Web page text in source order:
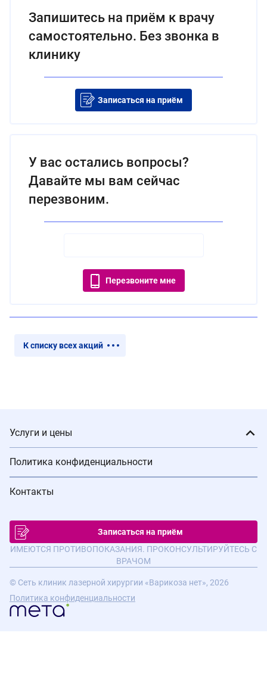
Запишитесь на приём к врачу
самостоятельно. Без звонка в
клинику
Записаться на приём
У вас остались вопросы?
Давайте мы вам сейчас
перезвоним.
Перезвоните мне
К списку всех акций
Услуги и цены
Политика конфиденциальности
Контакты
Записаться на приём
ИМЕЮТСЯ ПРОТИВОПОКАЗАНИЯ. ПРОКОНСУЛЬТИРУЙТЕСЬ С
ВРАЧОМ
© Сеть клиник лазерной хирургии «Варикоза нет», 2026
Политика конфиденциальности